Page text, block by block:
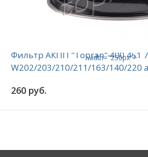
width="250px">
Фильтр АКПП "Topran" 400 451
W202/203/210/211/163/140/220
260 руб.